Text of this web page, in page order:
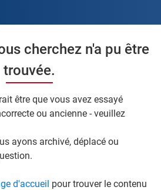
cherchez n'a pu être
trouvée.
être que vous avez essayé
ou ancienne - veuillez
ayons archivé, déplacé ou
d'accueil pour trouver le contenu